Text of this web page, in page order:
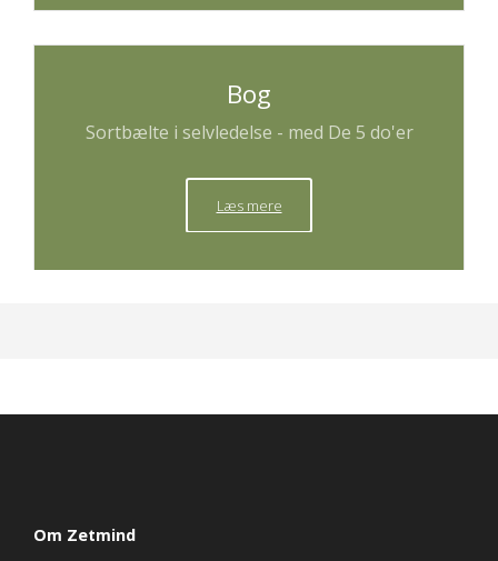
Bog
Sortbælte i selvledelse - med De 5 do'er
Læs mere
Om Zetmind